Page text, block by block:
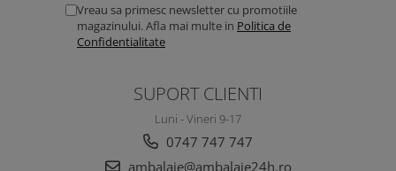
Vreau sa primesc newsletter cu promotiile
magazinului. Afla mai multe in Politica de
Confidentialitate
SUPORT CLIENTI
Luni - Vineri 9-17
0747 747 747
ambalaje@ambalaje24h.ro